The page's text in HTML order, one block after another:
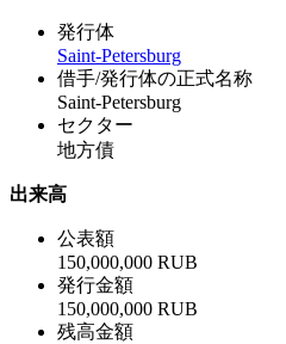
発行体
Saint-Petersburg
借手/発行体の正式名称
Saint-Petersburg
セクター
地方債
出来高
公表額
150,000,000 RUB
発行金額
150,000,000 RUB
残高金額